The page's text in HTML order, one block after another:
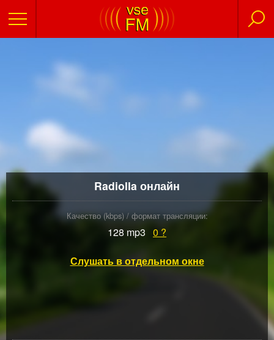
Radiolla онлайн
Качество (kbps) / формат трансляции:
128 mp3 0 ?
Слушать в отдельном окне